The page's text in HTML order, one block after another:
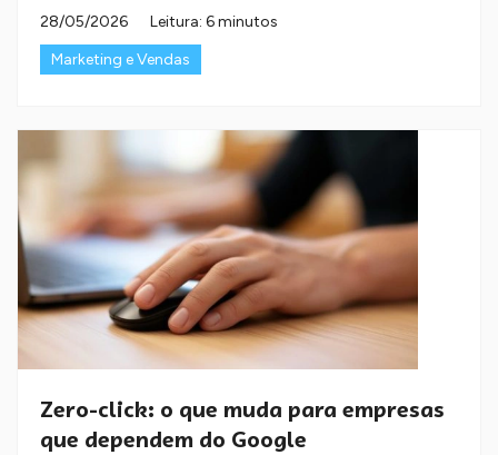
28/05/2026
Leitura: 6 minutos
Marketing e Vendas
Zero-click: o que muda para empresas
que dependem do Google